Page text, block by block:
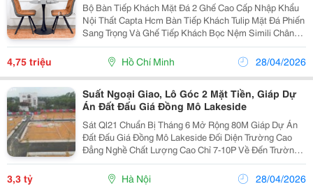
Bộ Bàn Tiếp Khách Mặt Đá 2 Ghế Cao Cấp Nhập Khẩu
Nội Thất Capta Hcm Bàn Tiếp Khách Tulip Mặt Đá Phiến
Sang Trọng Và Ghế Tiếp Khách Bọc Nệm Simili Chân
Chụm Nhập Khẩu. Màu Sắc Ghế: Xám-Nâu Xám-Kem
Màu Sắc Mặt Bàn: Trắng Vân / Trắng Vân Mây / Xám
Vân /...
4,75 triệu Hồ Chí Minh 28/04/2026
Suất Ngoại Giao, Lô Góc 2 Mặt Tiền, Giáp Dự
Án Đất Đấu Giá Đồng Mô Lakeside
Sát Ql21 Chuẩn Bị Tháng 6 Mở Rộng 80M Giáp Dự Án
Đất Đấu Giá Đồng Mô Lakeside Đối Diện Trường Cao
Đẳng Nghề Chất Lượng Cao Chỉ 7-10P Về Đến Trường
Đhqg, Khu Cnc Hoà Lạc Diện Tích 102M2 Full Thổ Cư,
Sẵn Sổ Đỏ Mới F0, Quy Hoạch Chuẩn Giá Gốc...
3,3 tỷ Hà Nội 28/04/2026